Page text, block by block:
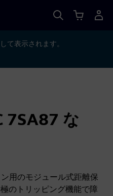
て表示されます。
7SA87 な
ン用のモジュール式距離保
のトリッピング機能で障